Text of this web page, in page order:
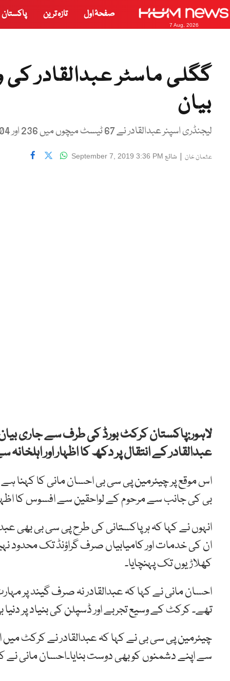
7 Aug, 2026
صفحۂ اول تازہ ترین پاکستان
گگلی ماسٹر عبدالقادر کی
بیان
لیجنڈری اسپنر عبدالقادر نے 67 ٹیسٹ میچوں میں 236 اور 104 ایک روزہ میچوں میں 167 وکٹیں حاصل کیں۔
عثمان خان | شائع September 7, 2019 3:36 PM
لاہور:پاکستان کرکٹ بورڈ کی طرف سے جاری
عبدالقادر کے انتقال پر دکھ کا اظہار اور
اس موقع پر چیئرمین پی سی بی احسان مانی کا کہنا
بی کی جانب سے مرحوم کے لواحقین سے افسوس کا اظہا
انہوں نے کہا کہ ہر پاکستانی کی طرح پی سی بی بھی
ان کی خدمات اور کامیابیاں صرف گراؤنڈ تک محدود
کھلاڑیوں تک پہنچایا۔
احسان مانی نے کہا کہ عبدالقادر نہ صرف گیند پر
تھے۔ کرکٹ کے وسیع تجربے اور ڈسپلن کی بنیاد پر
چیئرمین پی سی بی نے کہا کہ عبدالقادر نے کرکٹ
سے اپنے دشمنوں کو بھی دوست بنایا۔احسان مانی